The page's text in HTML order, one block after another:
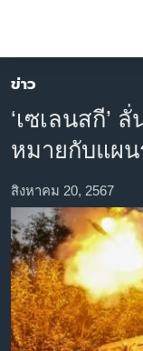
ต่อ
เนื้อหา
ข้าม
ไป
หน้า
หลัก
ข้าม
ไป
หน้าหลัก
โลก
เอเชีย
สหรัฐฯ
ไทย
ธุรกิจ
วิทยาศาสตร์
สังคมและสุขภาพ
ข่าว
‘เซเลนสกี’
หมายกับแผน
สิงหาคม 20, 2567
No